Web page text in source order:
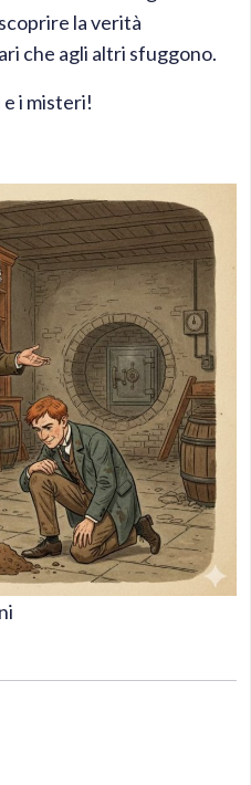
la verità
che agli altri sfuggono.
e i misteri!